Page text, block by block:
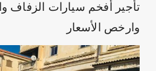
تأجير أفخم سيارات الزفاف
وارخص الأسعار